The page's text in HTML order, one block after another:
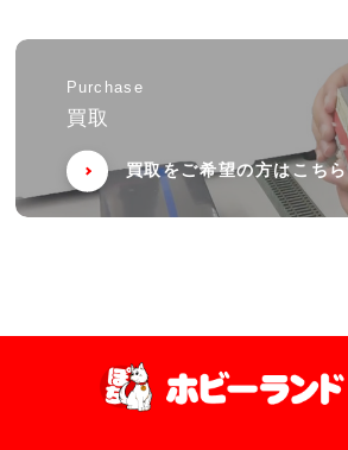
Purchase
買取
買取をご希望の方はこちら